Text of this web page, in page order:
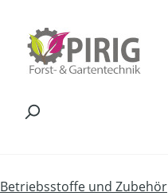
Betriebsstoffe und Zubehör